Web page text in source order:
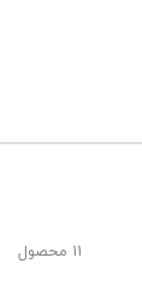
11 محصول